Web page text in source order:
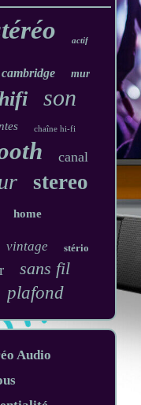
actif
cambridge mur
son
chaîne hi-fi
canal
stereo
home
vintage stério
sans fil
plafond
Audio